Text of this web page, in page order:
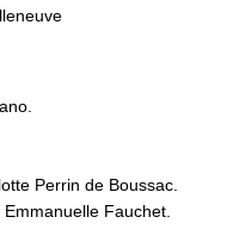
Perrin de Boussac.
Fauchet.